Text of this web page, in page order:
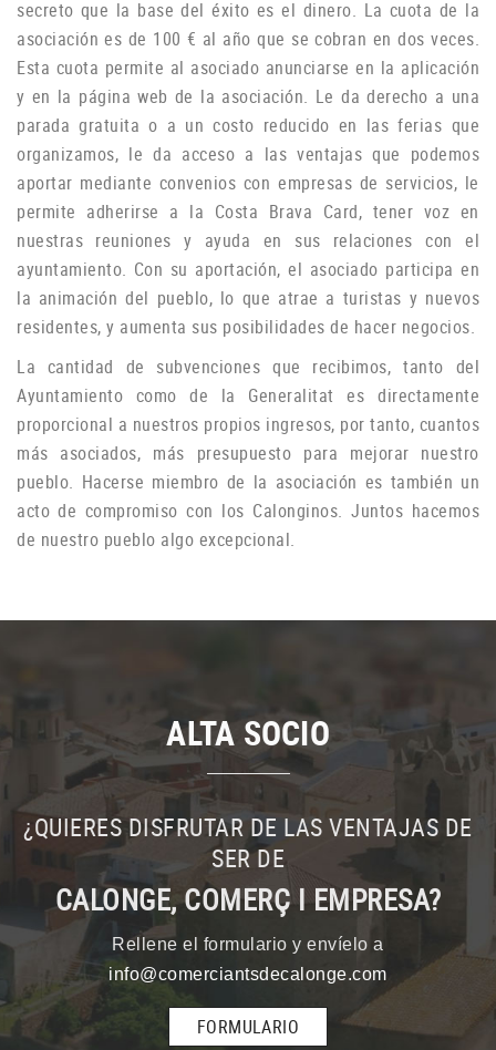
secreto que la base del éxito es el dinero. La cuota de la
asociación es de 100 € al año que se cobran en dos veces.
Esta cuota permite al asociado anunciarse en la aplicación
y en la página web de la asociación. Le da derecho a una
parada gratuita o a un costo reducido en las ferias que
organizamos, le da acceso a las ventajas que podemos
aportar mediante convenios con empresas de servicios, le
permite adherirse a la Costa Brava Card, tener voz en
nuestras reuniones y ayuda en sus relaciones con el
ayuntamiento. Con su aportación, el asociado participa en
la animación del pueblo, lo que atrae a turistas y nuevos
residentes, y aumenta sus posibilidades de hacer negocios.
La cantidad de subvenciones que recibimos, tanto del
Ayuntamiento como de la Generalitat es directamente
proporcional a nuestros propios ingresos, por tanto, cuantos
más asociados, más presupuesto para mejorar nuestro
pueblo. Hacerse miembro de la asociación es también un
acto de compromiso con los Calonginos.Juntos hacemos
de nuestro pueblo algo excepcional.
ALTA SOCIO
¿QUIERES DISFRUTAR DE LAS VENTAJAS DE
SER DE
CALONGE, COMERÇ I EMPRESA?
Rellene el formulario y envíelo a
info@comerciantsdecalonge.com
FORMULARIO